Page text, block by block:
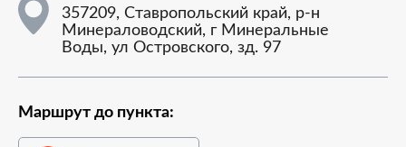
357209, Ставропольский край, р-н
Минераловодский, г Минеральные
Воды, ул Островского, зд. 97
Маршрут до пункта: